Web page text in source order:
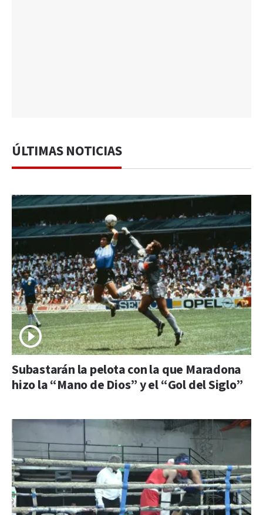
ÚLTIMAS NOTICIAS
Subastarán la pelota con la que Maradona
hizo la “Mano de Dios” y el “Gol del Siglo”